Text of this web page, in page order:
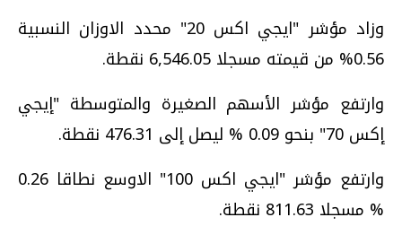
وزاد مؤشر "ايجي اكس 20" محدد الاوزان النسبية
0.56% من قيمته مسجلا 6,546.05 نقطة.
وارتفع مؤشر الأسهم الصغيرة والمتوسطة "إيجي
إكس 70" بنحو 0.09 % ليصل إلى 476.31 نقطة.
وارتفع مؤشر "ايجي اكس 100" الاوسع نطاقا 0.26
% مسجلا 811.63 نقطة.